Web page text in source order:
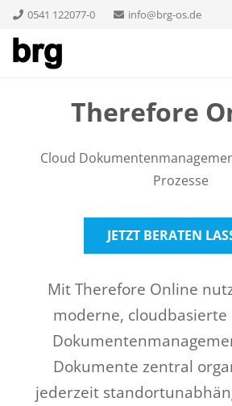
0541 122077-0 info@brg-os.de
Therefore
Cloud
Prozesse
JETZT BERATEN
Mit Therefore Online
moderne, cloudbasierte
Dokumente zentral
jederzeit